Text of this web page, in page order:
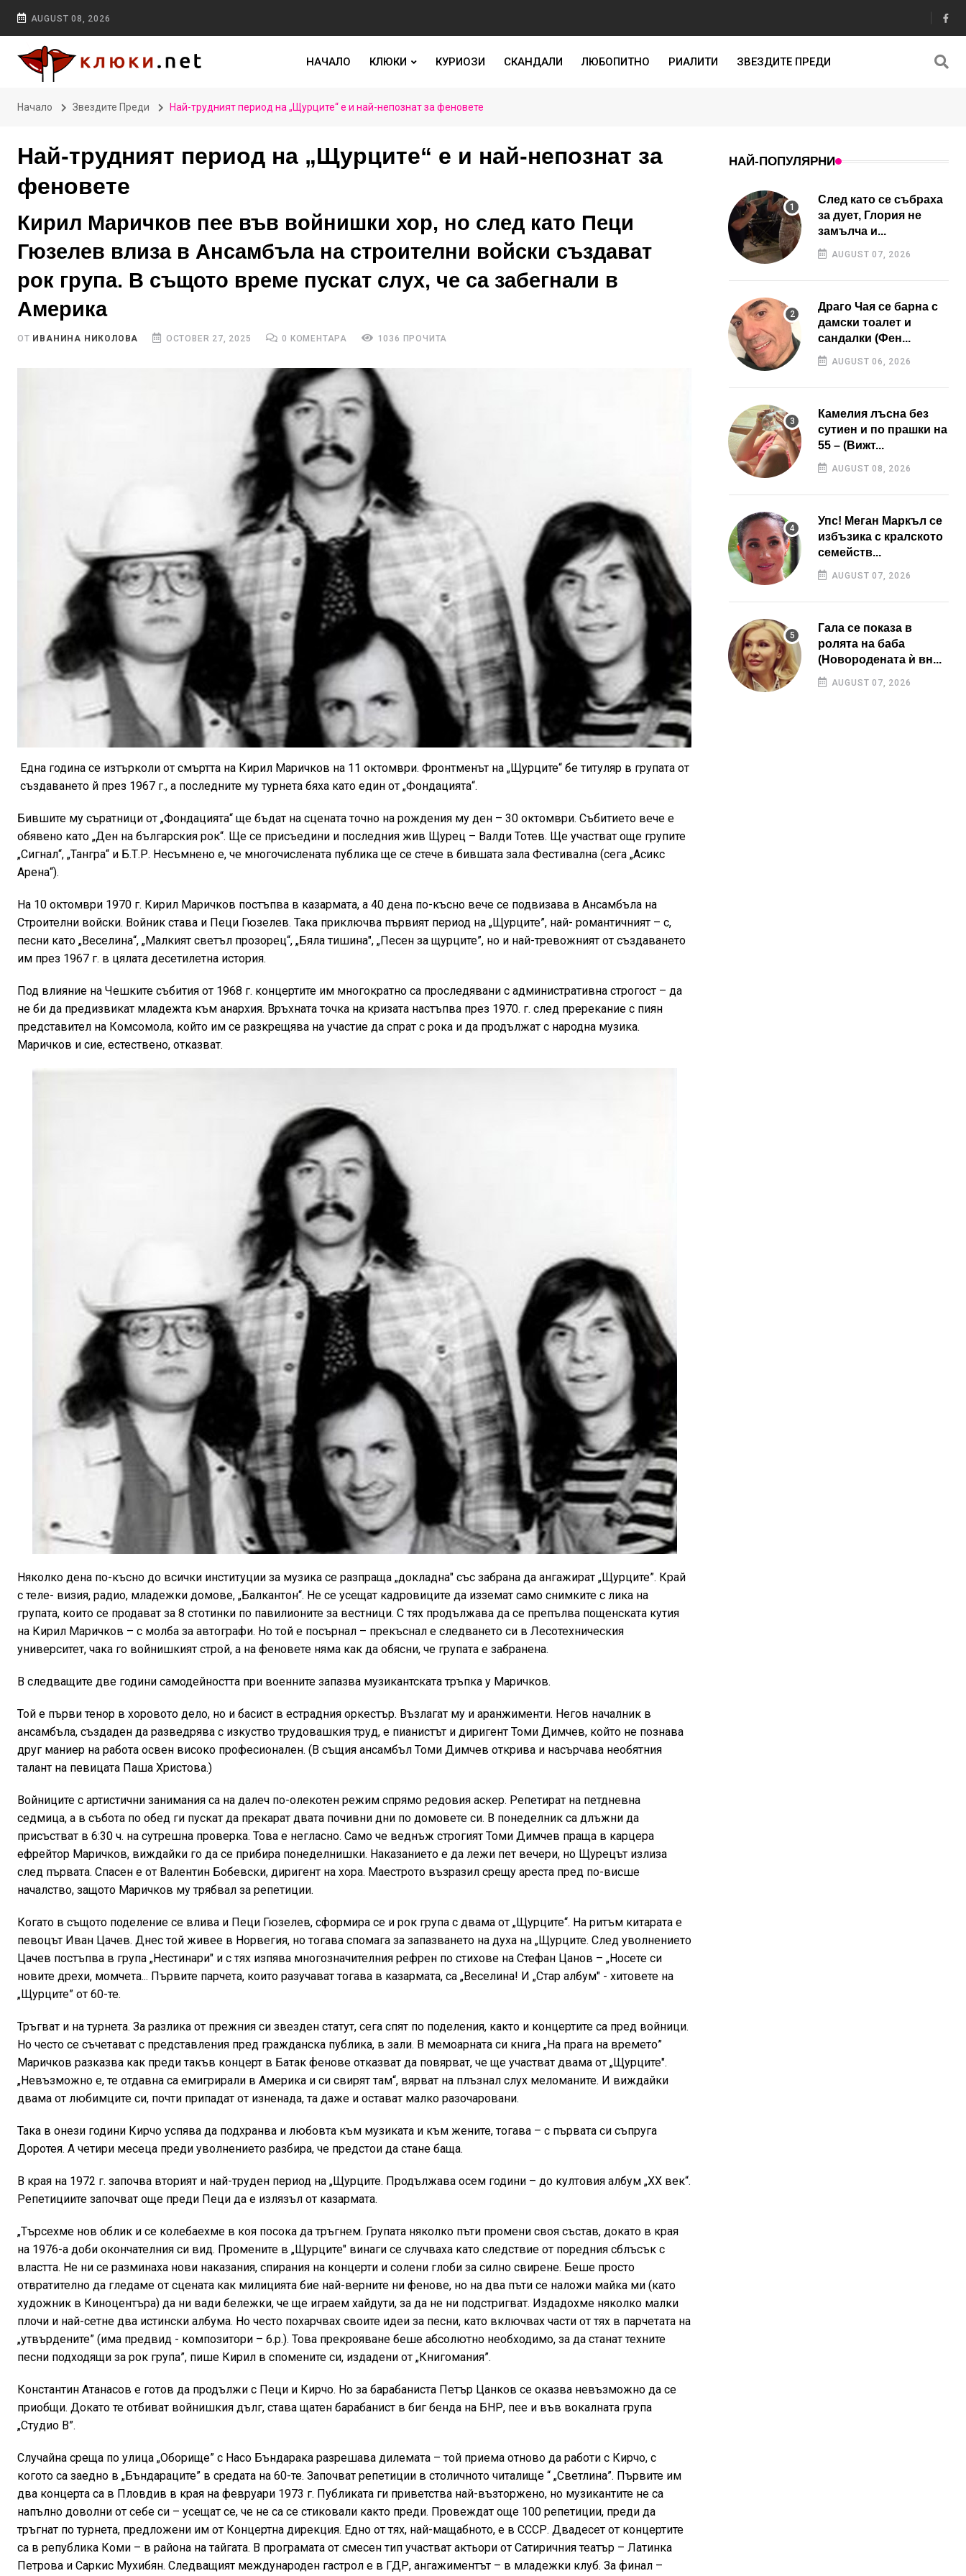
AUGUST 08, 2026
НАЧАЛО КЛЮКИ КУРИОЗИ СКАНДАЛИ ЛЮБОПИТНО РИАЛИТИ ЗВЕЗДИТЕ ПРЕДИ
Начало Звездите Преди Най-трудният период на „Щурците“ е и най-непознат за феновете
Най-трудният период на „Щурците“ е и най-непознат за
феновете
Кирил Маричков пее във войнишки хор, но след като Пеци
Гюзелев влиза в Ансамбъла на строителни войски създават
рок група. В същото време пускат слух, че са забегнали в
Америка
ОТ ИВАНИНА НИКОЛОВА OCTOBER 27, 2025 0 КОМЕНТАРА 1036 ПРОЧИТА
Една година се изтърколи от смъртта на Кирил Маричков на 11 октомври. Фронтменът на „Щурците“ бе титуляр в групата от
създаването й през 1967 г., а последните му турнета бяха като един от „Фондацията“.
Бившите му съратници от „Фондацията“ ще бъдат на сцената точно на рождения му ден – 30 октомври. Събитието вече е
обявено като „Ден на българския рок“. Ще се присъедини и последния жив Щурец – Валди Тотев. Ще участват още групите
„Сигнал“, „Тангра“ и Б.Т.Р. Несъмнено е, че многочислената публика ще се стече в бившата зала Фестивална (сега „Асикс
Арена“).
На 10 октомври 1970 г. Кирил Маричков постъпва в казармата, а 40 дена по-късно вече се подвизава в Ансамбъла на
Строителни войски. Войник става и Пеци Гюзелев. Така приключва първият период на „Щурците”, най- романтичният – с,
песни като „Веселина“, „Малкият светъл прозорец“, „Бяла тишина", „Песен за щурците”, но и най-тревожният от създаването
им през 1967 г. в цялата десетилетна история.
Под влияние на Чешките събития от 1968 г. концертите им многократно са проследявани с административна строгост – да
не би да предизвикат младежта към анархия. Връхната точка на кризата настъпва през 1970. г. след пререкание с пиян
представител на Комсомола, който им се разкрещява на участие да спрат с рока и да продължат с народна музика.
Маричков и сие, естествено, отказват.
Няколко дена по-късно до всички институции за музика се разпраща „докладна" със забрана да ангажират „Щурците”. Край
с теле- визия, радио, младежки домове, „Балкантон“. Не се усещат кадровиците да изземат само снимките с лика на
групата, които се продават за 8 стотинки по павилионите за вестници. С тях продължава да се препълва пощенската кутия
на Кирил Маричков – с молба за автографи. Но той е посърнал – прекъснал е следването си в Лесотехническия
университет, чака го войнишкият строй, а на феновете няма как да обясни, че групата е забранена.
В следващите две години самодейността при военните запазва музикантската тръпка у Маричков.
Той е първи тенор в хоровото дело, но и басист в естрадния оркестър. Възлагат му и аранжименти. Негов началник в
ансамбъла, създаден да разведрява с изкуство трудовашкия труд, е пианистът и диригент Томи Димчев, който не познава
друг маниер на работа освен високо професионален. (В същия ансамбъл Томи Димчев открива и насърчава необятния
талант на певицата Паша Христова.)
Войниците с артистични занимания са на далеч по-олекотен режим спрямо редовия аскер. Репетират на петдневна
седмица, а в събота по обед ги пускат да прекарат двата почивни дни по домовете си. В понеделник са длъжни да
присъстват в 6:30 ч. на сутрешна проверка. Това е негласно. Само че веднъж строгият Томи Димчев праща в карцера
ефрейтор Маричков, виждайки го да се прибира понеделнишки. Наказанието е да лежи пет вечери, но Щурецът излиза
след първата. Спасен е от Валентин Бобевски, диригент на хора. Маестрото възразил срещу ареста пред по-висше
началство, защото Маричков му трябвал за репетиции.
Когато в същото поделение се влива и Пеци Гюзелев, сформира се и рок група с двама от „Щурците“. На ритъм китарата е
певоцът Иван Цачев. Днес той живее в Норвегия, но тогава спомага за запазването на духа на „Щурците. След уволнението
Цачев постъпва в група „Нестинари" и с тях изпява многозначителния рефрен по стихове на Стефан Цанов – „Носете си
новите дрехи, момчета... Първите парчета, които разучават тогава в казармата, са „Веселина! И „Стар албум" - хитовете на
„Щурците” от 60-те.
Тръгват и на турнета. За разлика от прежния си звезден статут, сега спят по поделения, както и концертите са пред войници.
Но често се съчетават с представления пред гражданска публика, в зали. В мемоарната си книга „На прага на времето”
Маричков разказва как преди такъв концерт в Батак фенове отказват да повярват, че ще участват двама от „Щурците".
„Невъзможно е, те отдавна са емигрирали в Америка и си свирят там“, вярват на плъзнал слух меломаните. И виждайки
двама от любимците си, почти припадат от изненада, та даже и остават малко разочаровани.
Така в онези години Кирчо успява да подхранва и любовта към музиката и към жените, тогава – с първата си съпруга
Доротея. А четири месеца преди уволнението разбира, че предстои да стане баща.
В края на 1972 г. започва вторият и най-труден период на „Щурците. Продължава осем години – до култовия албум „ХХ век“.
Репетициите започват още преди Пеци да е излязъл от казармата.
„Търсехме нов облик и се колебаехме в коя посока да тръгнем. Групата няколко пъти промени своя състав, докато в края
на 1976-а доби окончателния си вид. Промените в „Щурците" винаги се случваха като следствие от поредния сблъсък с
властта. Не ни се разминаха нови наказания, спирания на концерти и солени глоби за силно свирене. Беше просто
отвратително да гледаме от сцената как милицията бие най-верните ни фенове, но на два пъти се наложи майка ми (като
художник в Киноцентъра) да ни вади бележки, че ще играем хайдути, за да не ни подстригват. Издадохме няколко малки
плочи и най-сетне два истински албума. Но често похарчвах своите идеи за песни, като включвах части от тях в парчетата на
„утвърдените” (има предвид - композитори – 6.р.). Това прекрояване беше абсолютно необходимо, за да станат техните
песни подходящи за рок група”, пише Кирил в спомените си, издадени от „Книгомания”.
Константин Атанасов е готов да продължи с Пеци и Кирчо. Но за барабаниста Петър Цанков се оказва невъзможно да се
приобщи. Докато те отбиват войнишкия дълг, става щатен барабанист в биг бенда на БНР, пее и във вокалната група
„Студио В”.
Случайна среща по улица „Оборище” с Насо Бъндарака разрешава дилемата – той приема отново да работи с Кирчо, с
когото са заедно в „Бъндараците” в средата на 60-те. Започват репетиции в столичното читалище “ „Светлина”. Първите им
два концерта са в Пловдив в края на февруари 1973 г. Публиката ги приветства най-възторжено, но музикантите не са
напълно доволни от себе си – усещат се, че не са се стиковали както преди. Провеждат още 100 репетиции, преди да
тръгнат по турнета, предложени им от Концертна дирекция. Едно от тях, най-мащабното, е в СССР. Двадесет от концертите
са в република Коми – в района на тайгата. В програмата от смесен тип участват актьори от Сатиричния театър – Латинка
Петрова и Саркис Мухибян. Следващият международен гастрол е в ГДР, ангажиментът – в младежки клуб. За финал –
НАЙ-ПОПУЛЯРНИ
След като се събраха
за дует, Глория не
замълча и...
AUGUST 07, 2026
Драго Чая се барна с
дамски тоалет и
сандалки (Фен...
AUGUST 06, 2026
Камелия лъсна без
сутиен и по прашки на
55 – (Вижт...
AUGUST 08, 2026
Упс! Меган Маркъл се
избъзика с кралското
семейств...
AUGUST 07, 2026
Гала се показа в
ролята на баба
(Новородената ѝ вн...
AUGUST 07, 2026